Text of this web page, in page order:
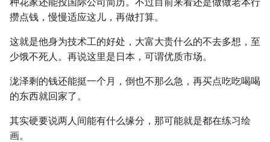
攒点钱，慢慢适应这儿，再做打算。
这就是他身为技术工的好处，大富大贵什么的不去多想，至
少饿不死人。再说这里是日本，可谓优质市场。
泷泽剩的钱还能挺一个月，倒也不那么急，再买点吃吃喝喝
的东西就回家了。
其实硬要说两人间能有什么缘分，那可能就是都在练习绘
画。